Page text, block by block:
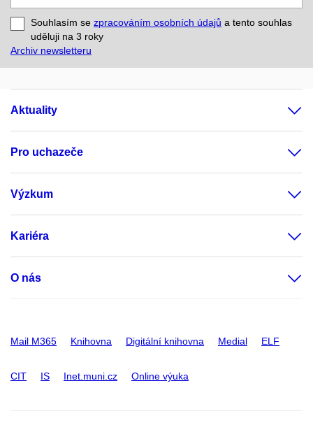
e-
mail
Souhlasím se zpracováním osobních údajů a tento souhlas
uděluji na 3 roky
Archiv newsletteru
Aktuality
Pro uchazeče
Výzkum
Kariéra
O nás
Mail M365 Knihovna Digitální knihovna Medial ELF
CIT IS Inet.muni.cz Online výuka